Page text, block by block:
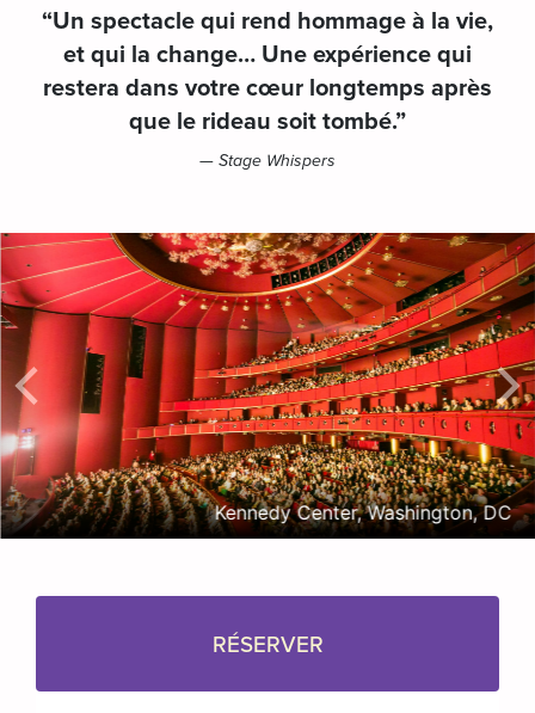
“Un spectacle qui rend hommage à la vie,
et qui la change… Une expérience qui
restera dans votre cœur longtemps après
que le rideau soit tombé.”
— Stage Whispers
Kennedy Center, Washington, DC
RÉSERVER